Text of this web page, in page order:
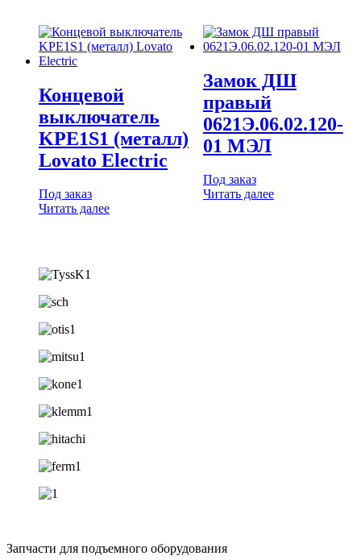
Концевой
выключатель
KPE1S1 (металл)
Lovato Electric
Под заказ
Читать далее
Замок ДШ
правый
0621Э.06.02.120-
01 МЭЛ
Под заказ
Читать далее
Запчасти для подъемного оборудования